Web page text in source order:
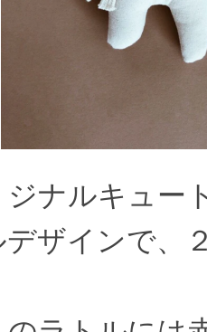
ジナルキュ
デザインで、